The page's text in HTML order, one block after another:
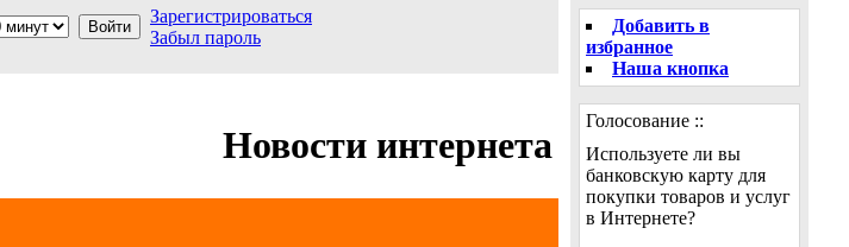
Зарегистрироваться
Забыл пароль
Новости интернета
Добавить в
избранное
Наша кнопка
Голосование ::
Используете ли вы
банковскую карту для
покупки товаров и услуг
в Интернете?